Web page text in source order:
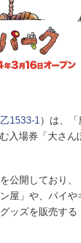
1533-1）は、
入場券「大さん
公開しており、
屋」や、パイや
ッズを販売す